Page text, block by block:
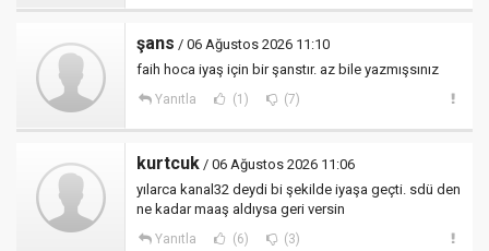
şans / 06 Ağustos 2026 11:10
faih hoca iyaş için bir şanstır. az bile yazmışsınız
Yanıtla (1) (7)
kurtcuk / 06 Ağustos 2026 11:06
yılarca kanal32 deydi bi şekilde iyaşa geçti. sdü den
ne kadar maaş aldıysa geri versin
Yanıtla (6) (3)